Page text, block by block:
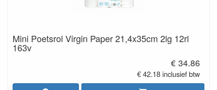
Mini Poetsrol Virgin Paper 21,4x35cm 2lg 12rl
163v
€ 34.86
€ 42.18 inclusief btw